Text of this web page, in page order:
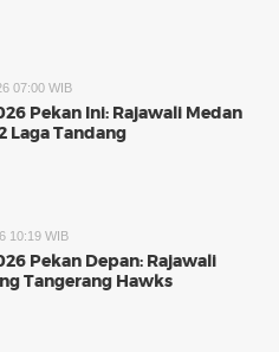
07:00 WIB
Pekan Ini: Rajawali Medan
Laga Tandang
10:19 WIB
Pekan Depan: Rajawali
Tangerang Hawks